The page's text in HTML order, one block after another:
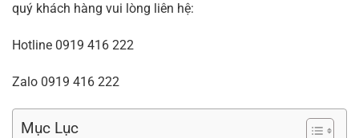
quý khách hàng vui lòng liên hệ:
Hotline 0919 416 222
Zalo 0919 416 222
Mục Lục